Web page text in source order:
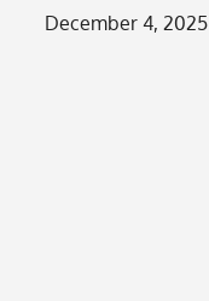
Posted
December 4, 2025